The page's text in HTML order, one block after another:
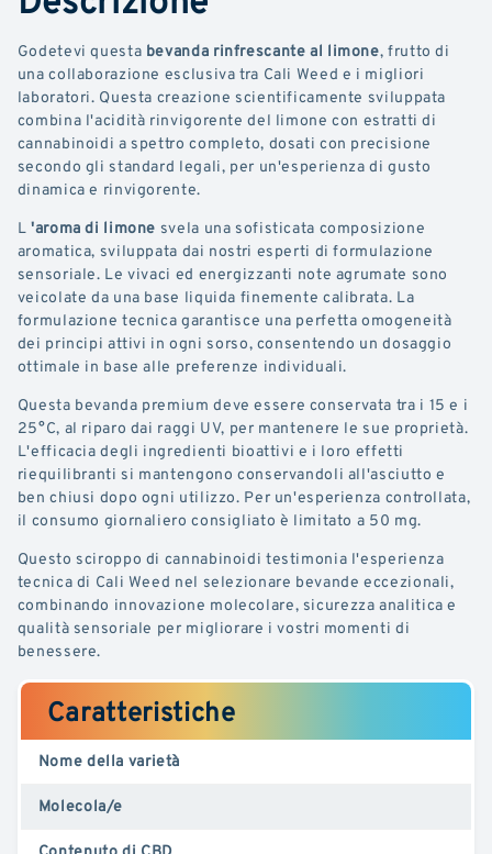
Godetevi questa bevanda rinfrescante al limone, frutto di
una collaborazione esclusiva tra Cali Weed e i migliori
laboratori. Questa creazione scientificamente sviluppata
combina l'acidità rinvigorente del limone con estratti di
cannabinoidi a spettro completo, dosati con precisione
secondo gli standard legali, per un'esperienza di gusto
dinamica e rinvigorente.
L'aroma di limone svela una sofisticata composizione
aromatica, sviluppata dai nostri esperti di formulazione
sensoriale. Le vivaci ed energizzanti note agrumate sono
veicolate da una base liquida finemente calibrata. La
formulazione tecnica garantisce una perfetta omogeneità
dei principi attivi in ogni sorso, consentendo un dosaggio
ottimale in base alle preferenze individuali.
Questa bevanda premium deve essere conservata tra i 15 e i
25°C, al riparo dai raggi UV, per mantenere le sue proprietà.
L'efficacia degli ingredienti bioattivi e i loro effetti
riequilibranti si mantengono conservandoli all'asciutto e
ben chiusi dopo ogni utilizzo. Per un'esperienza controllata,
il consumo giornaliero consigliato è limitato a 50 mg.
Questo sciroppo di cannabinoidi testimonia l'esperienza
tecnica di Cali Weed nel selezionare bevande eccezionali,
combinando innovazione molecolare, sicurezza analitica e
qualità sensoriale per migliorare i vostri momenti di
benessere.
Caratteristiche
Nome della varietà
Molecola/e